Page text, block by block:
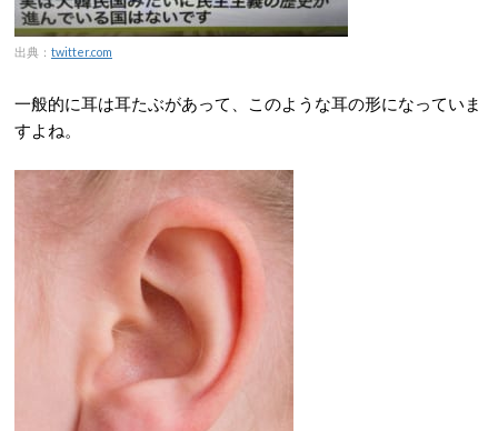
出典： twitter.com
一般的に耳は耳たぶがあって、このような耳の形になっていま
すよね。